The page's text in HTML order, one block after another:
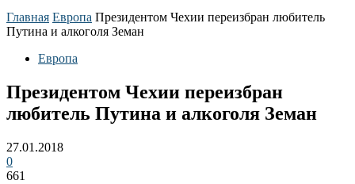
Главная Европа Президентом Чехии переизбран любитель
Путина и алкоголя Земан
Европа
Президентом Чехии переизбран
любитель Путина и алкоголя Земан
27.01.2018
0
661